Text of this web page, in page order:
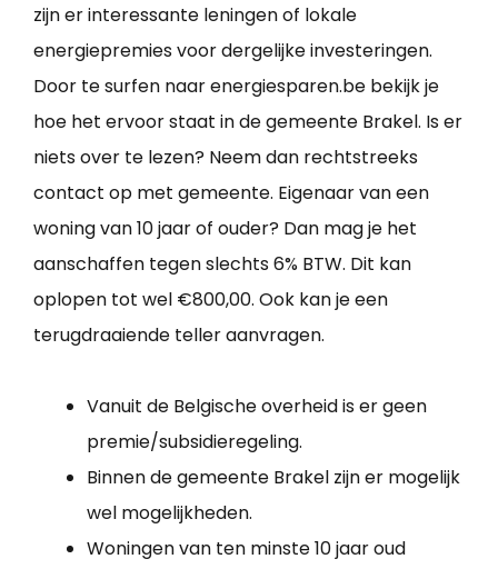
zijn er interessante leningen of lokale
energiepremies voor dergelijke investeringen.
Door te surfen naar energiesparen.be bekijk je
hoe het ervoor staat in de gemeente Brakel. Is er
niets over te lezen? Neem dan rechtstreeks
contact op met gemeente. Eigenaar van een
woning van 10 jaar of ouder? Dan mag je het
aanschaffen tegen slechts 6% BTW. Dit kan
oplopen tot wel €800,00. Ook kan je een
terugdraaiende teller aanvragen.
Vanuit de Belgische overheid is er geen
premie/subsidieregeling.
Binnen de gemeente Brakel zijn er mogelijk
wel mogelijkheden.
Woningen van ten minste 10 jaar oud